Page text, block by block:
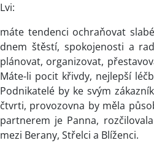
Lvi:
máte tendenci ochraňovat
dnem štěstí, spokojenosti a
plánovat, organizovat,
Máte-li pocit křivdy, nejlepší
Podnikatelé by ke svým
čtvrti, provozovna by měla
partnerem je Panna,
mezi Berany, Střelci a Blíženci.